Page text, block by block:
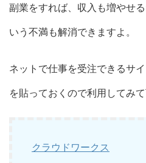
副業をすれば、収入も増やせ
いう不満も解消できますよ。
ネットで仕事を受注できるサ
を貼っておくので利用してみて
クラウドワークス